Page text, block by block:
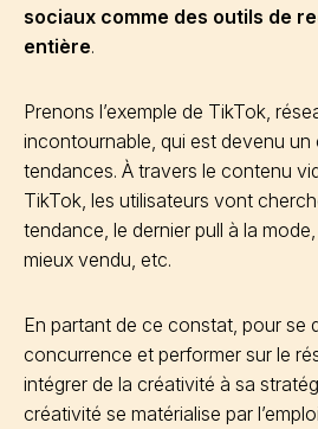
sociaux comme des outils de
entière.
Prenons l’exemple de TikTok,
incontournable, qui est devenu un
tendances. À travers le contenu
TikTok, les utilisateurs vont
tendance, le dernier pull à la mode,
mieux vendu, etc.
En partant de ce constat, pour se
concurrence et performer sur le
intégrer de la créativité à sa
créativité se matérialise par